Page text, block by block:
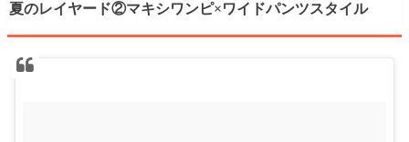
夏のレイヤード②マキシワンピ×ワイドパンツスタイル